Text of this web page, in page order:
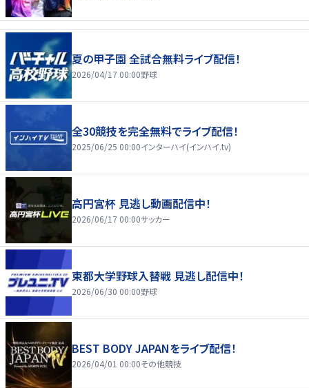
夏の甲子園 全試合無料ライブ配信！
2026/04/17 00:00野球
全30競技を完全無料でライブ配信！
2025/06/25 00:00インターハイ(インハイ.tv)
高円宮杯 見逃し動画配信中！
2026/06/17 00:00サッカー
東都大学野球入替戦 見逃し配信中！
2026/06/30 00:00野球
BEST BODY JAPANをライブ配信！
2026/04/01 00:00その他競技